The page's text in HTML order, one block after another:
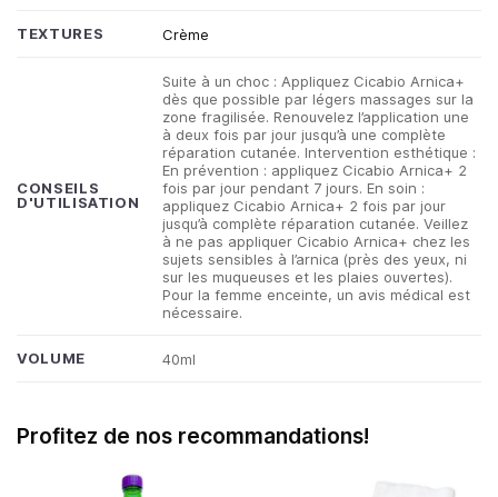
TEXTURES Crème
CONSEILS
D'UTILISATION
Suite à un choc : Appliquez Cicabio Arnica+
dès que possible par légers massages sur la
zone fragilisée. Renouvelez l’application une
à deux fois par jour jusqu’à une complète
réparation cutanée. Intervention esthétique :
En prévention : appliquez Cicabio Arnica+ 2
fois par jour pendant 7 jours. En soin :
appliquez Cicabio Arnica+ 2 fois par jour
jusqu’à complète réparation cutanée. Veillez
à ne pas appliquer Cicabio Arnica+ chez les
sujets sensibles à l’arnica (près des yeux, ni
sur les muqueuses et les plaies ouvertes).
Pour la femme enceinte, un avis médical est
nécessaire.
VOLUME 40ml
Profitez de nos recommandations!